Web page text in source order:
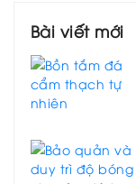
Bài viết mới